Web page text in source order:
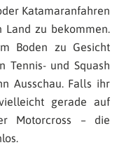
Katamaranfahren
Land zu bekommen.
Boden zu Gesicht
Tennis- und Squash
Ausschau. Falls ihr
gerade auf
Motorcross – die